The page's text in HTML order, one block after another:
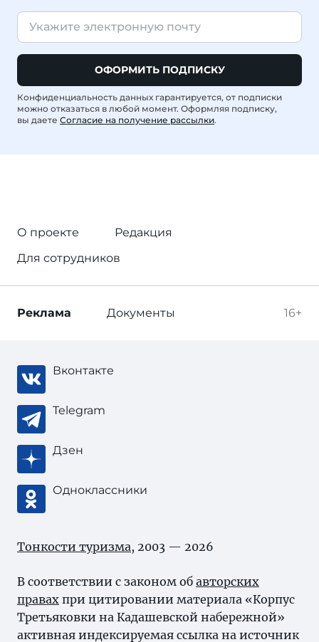
ОФОРМИТЬ ПОДПИСКУ
Конфиденциальность данных гарантируется, от подписки
можно отказаться в любой момент. Оформляя подписку,
вы даете Согласие на получение рассылки.
О проекте
Редакция
Для сотрудников
16+
Реклама Документы
Вконтакте
Telegram
Дзен
Одноклассники
Тонкости туризма, 2003 — 2026
В соответствии с законом об авторских
правах при цитировании материала «Корпус
Третьяковки на Кадашевской набережной»
активная индексируемая ссылка на источник